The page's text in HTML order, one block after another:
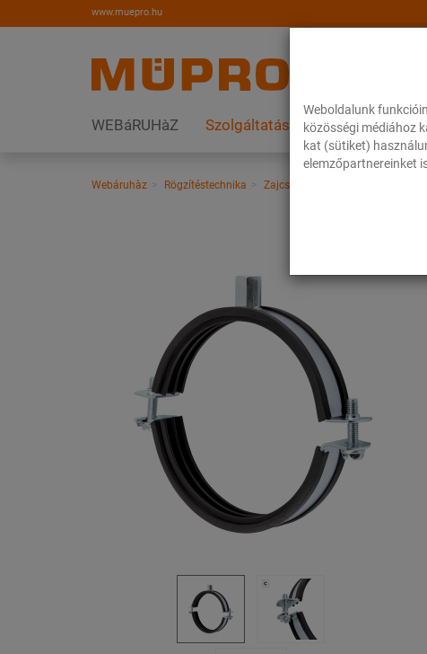
Weboldalunk
közösségi médiához
kat (sütiket)
elemzőpartnereinket
www.muepro.hu
WEBáRUHàZ Szolgáltatások Megoldások
Webáruhàz Rögzítéstechnika Zajcsillapítás